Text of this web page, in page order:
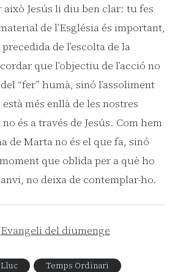
això Jesús li diu ben clar: tu fes
de l’Església és important,
de l’escolta de la
que l’objectiu de l’acció no
del “fer” humà, sinó l’assoliment
més enllà de les nostres
és a través de Jesús. Com hem
de Marta no és el que fa, sinó
que oblida per a què ho
no deixa de contemplar-ho.
Evangeli del diumenge
Lluc Temps Ordinari